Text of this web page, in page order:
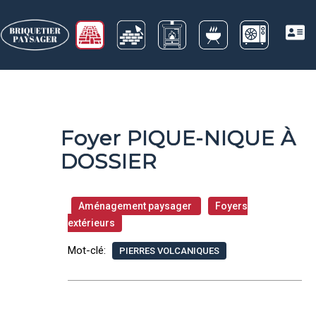
Foyer PIQUE-NIQUE À
DOSSIER
Aménagement paysager
Foyers
extérieurs
Mot-clé: PIERRES VOLCANIQUES